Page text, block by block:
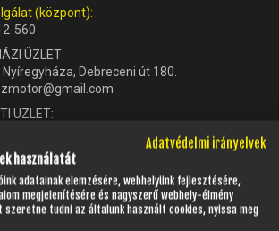
ALKATRÉSZEI
SZTENDER
(központ):
560
ÜZLET:
Debreceni út 180.
ÜZLET:
INFORMÁCIÓK
Adatvédelmi irányelvek
használatát
adatainak elemzésére, webhelyünk fejlesztésére,
megjelenítésére és nagyszerű webhely-élmény
tudni az általunk használt cookies, nyissa meg